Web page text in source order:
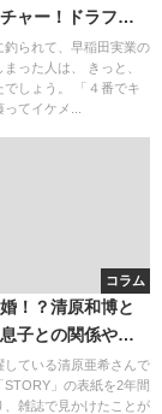
ャー！ドラフト
釣られて、早稲田実業の
った人は、 きっと、
でしょう。 「４番でキ
てイケメ...
コラム
！？清原和博と
子との関係や現
している清原亜希さんで
」の表紙を2年間
、雑誌で見かけたことが